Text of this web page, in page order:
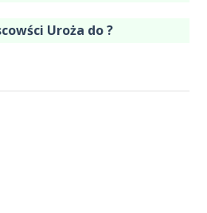
Uroża do ?